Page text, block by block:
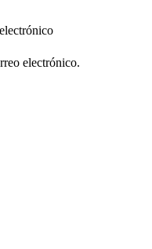
electrónico.